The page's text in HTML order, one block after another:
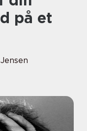
på et